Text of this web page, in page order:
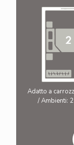
Adatto a
/ Ambienti: